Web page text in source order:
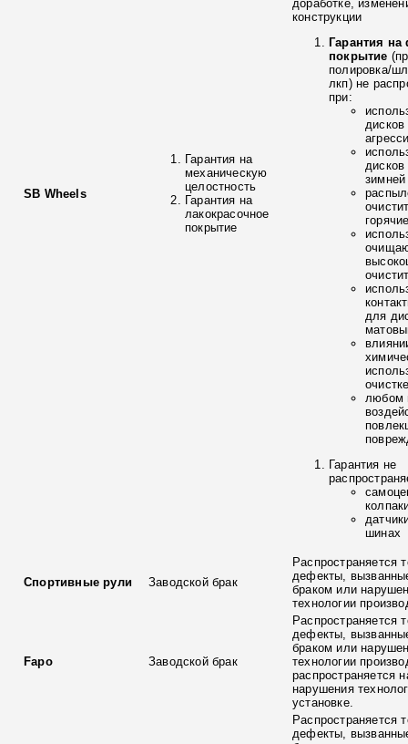
SB Wheels
Гарантия на
механическую
целостность
Гарантия на
лакокрасочное
покрытие
доработке,
конструкции
Гарантия
покрытие
полировка/
лкп) не
при:
зимней
для
любом
Гарантия не
шинах
Спортивные рули Заводской брак
Распространяется
дефекты,
браком или
технологии
Fapo Заводской брак
Распространяется
дефекты,
браком или
технологии
распространяется
нарушения
установке.
Распространяется
дефекты,